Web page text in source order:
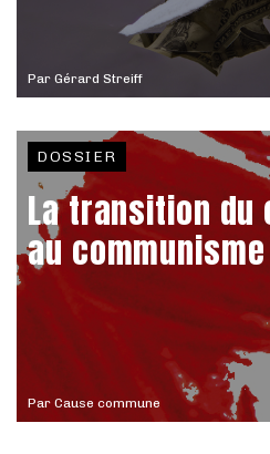
Par Gérard Streiff
Par Cause commune
DOSSIER
La transition du
au communisme